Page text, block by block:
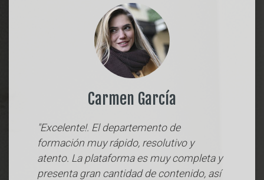
Carmen García
"Excelente!. El departemento de
formación muy rápido, resolutivo y
atento. La plataforma es muy completa y
presenta gran cantidad de contenido, así